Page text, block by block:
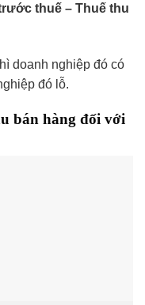
thuế – Thuế thu
doanh nghiệp đó có
đó lỗ.
bán hàng đối với